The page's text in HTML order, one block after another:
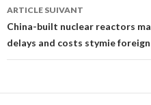
articles
ARTICLE SUIVANT
China-built nuclear reactors
delays and costs stymie